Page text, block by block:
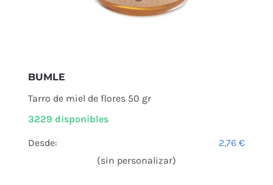
BUMLE
Tarro de miel de flores 50 gr
3229 disponibles
Desde: 2,76€
(sin personalizar)